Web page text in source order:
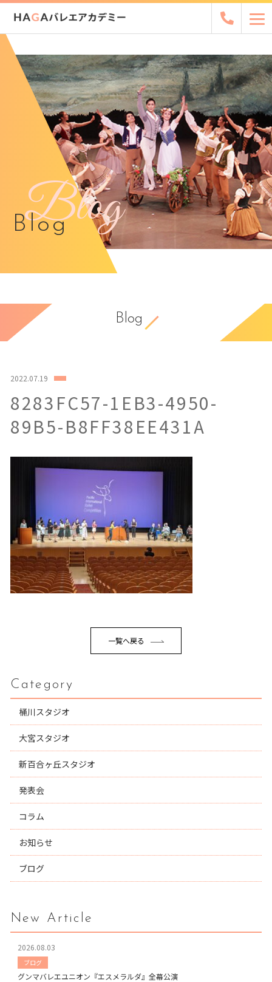
Blog
Blog
Blog
2022.07.19
8283FC57-1EB3-4950-
89B5-B8FF38EE431A
一覧へ戻る
Category
桶川スタジオ
大宮スタジオ
新百合ヶ丘スタジオ
発表会
コラム
お知らせ
ブログ
New Article
2026.08.03
ブログ
グンマバレエユニオン『エスメラルダ』全幕公演